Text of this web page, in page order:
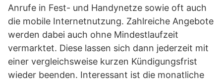
Anrufe in Fest- und Handynetze sowie oft auch
die mobile Internetnutzung. Zahlreiche Angebote
werden dabei auch ohne Mindestlaufzeit
vermarktet. Diese lassen sich dann jederzeit mit
einer vergleichsweise kurzen Kündigungsfrist
wieder beenden. Interessant ist die monatliche